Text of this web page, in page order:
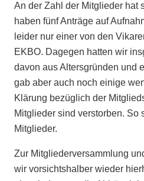
An der Zahl der Mitglieder hat
haben fünf Anträge auf
leider nur einer von den
EKBO. Dagegen hatten wir
davon aus Altersgründen und
gab aber auch noch einige
Klärung bezüglich der
Mitglieder sind verstorben. So
Mitglieder.
Zur Mitgliederversammlung
wir vorsichtshalber wieder